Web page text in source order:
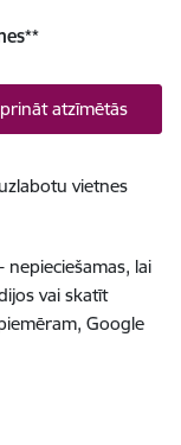
**
atzīmētās
vietnes
lai
vai skatīt
Google